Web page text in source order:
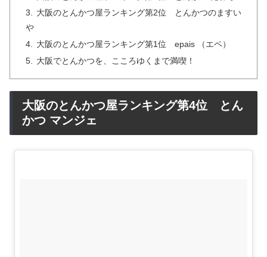
大阪のとんかつ屋ランキング第2位 とんかつのますい
や
大阪のとんかつ屋ランキング第1位 epais （エペ）
大阪でとんかつを、こころゆくまで満喫！
大阪のとんかつ屋ランキング第4位 とん
かつ マンジェ